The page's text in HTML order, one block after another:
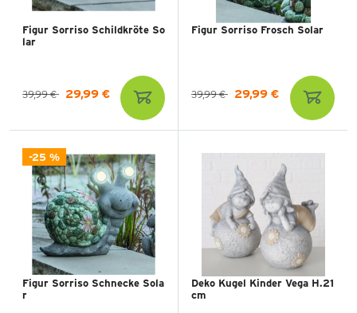
Figur Sorriso Schildkröte So
lar
39,99 € 29,99 €
Figur Sorriso Frosch Solar
39,99 € 29,99 €
-25 %
Figur Sorriso Schnecke Sola
r
Deko Kugel Kinder Vega H.21
cm